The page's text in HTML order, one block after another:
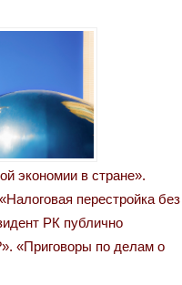
экономии в стране».
перестройка без
РК публично
«Приговоры по делам о